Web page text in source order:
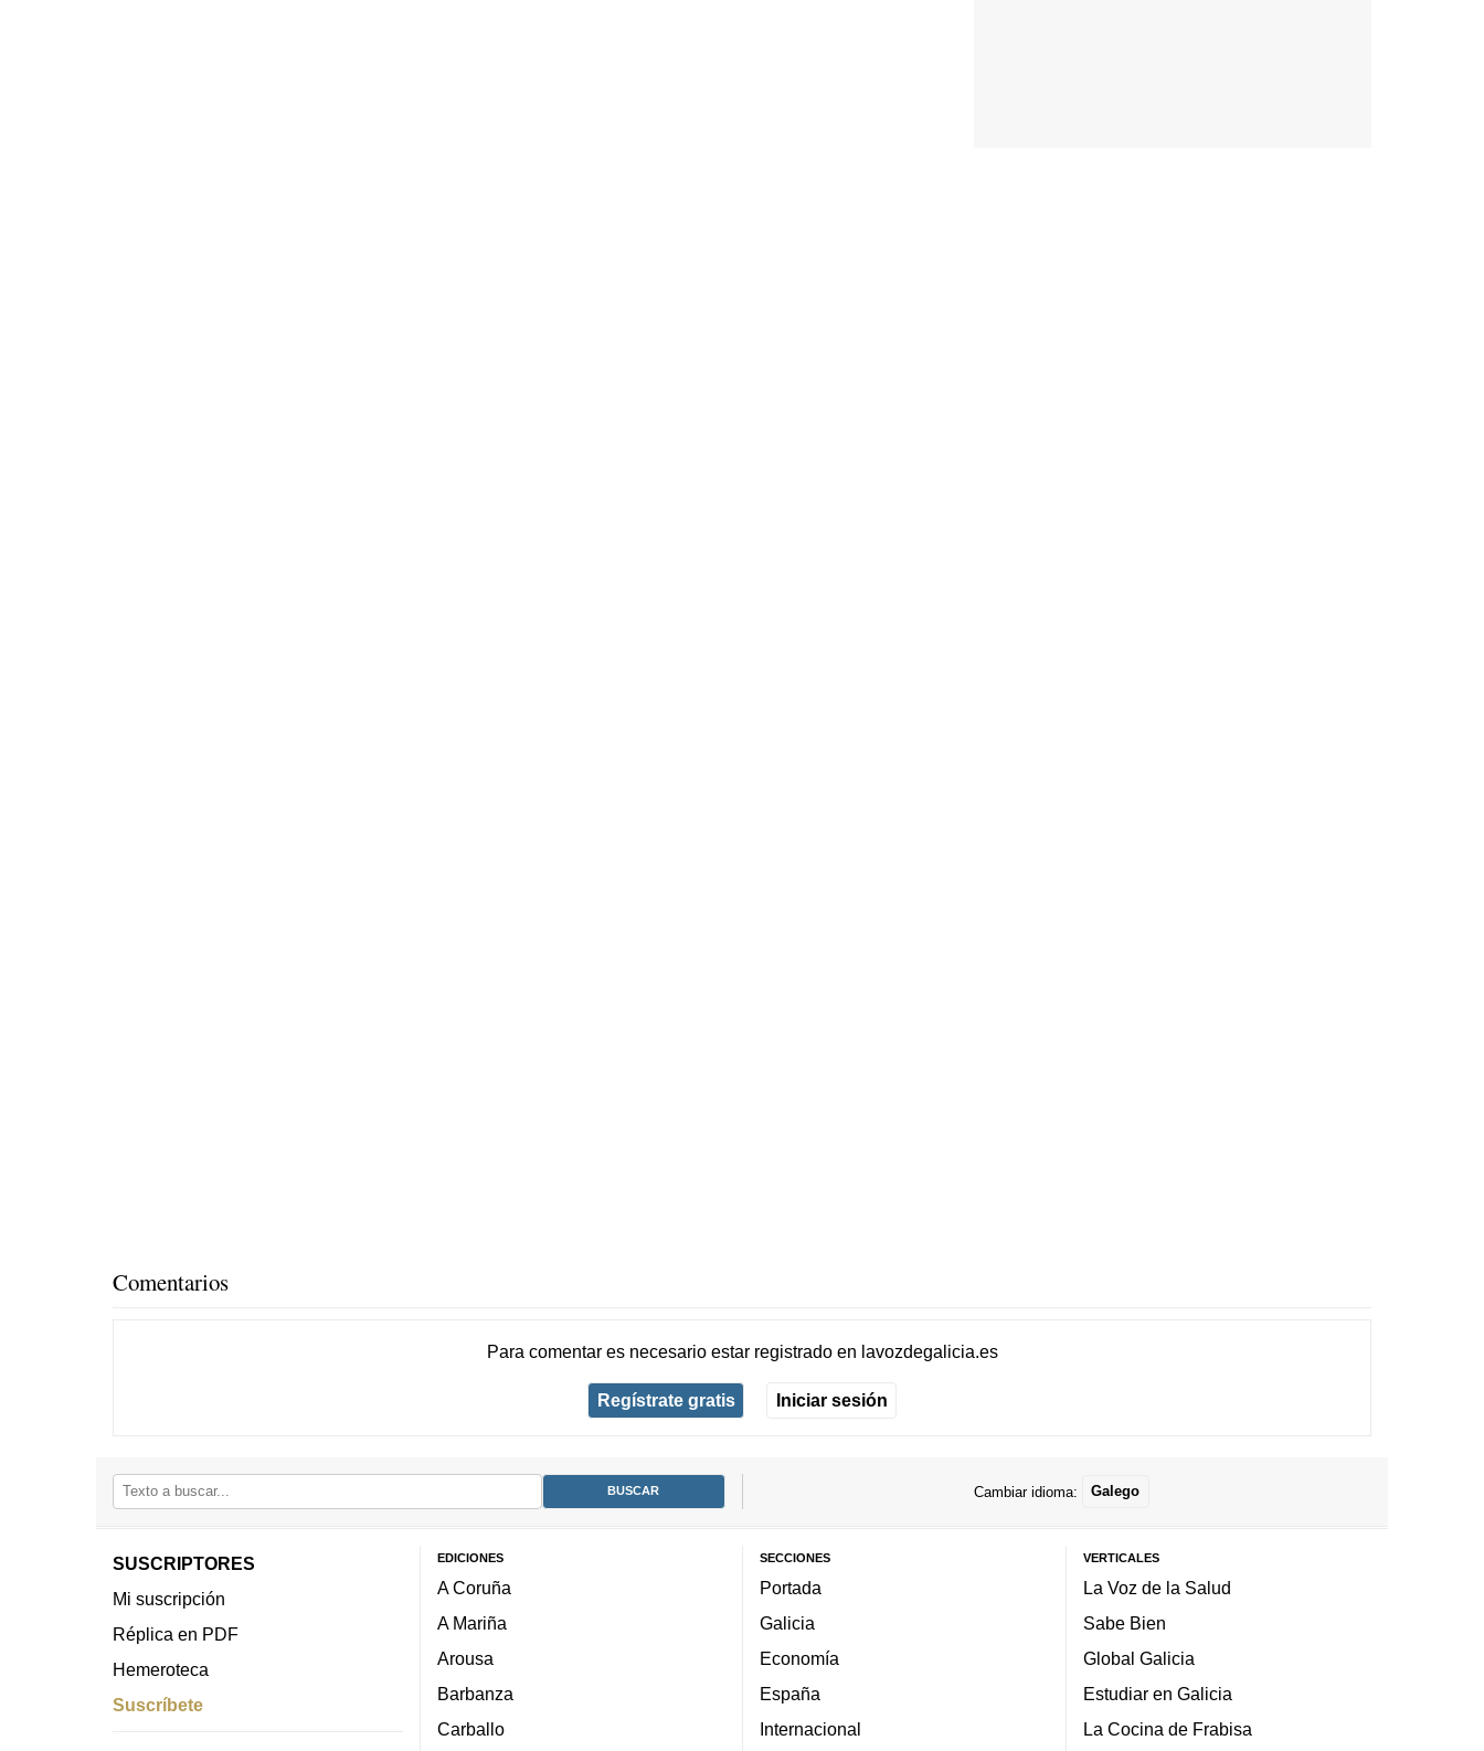
Comentarios
Para comentar es necesario estar registradoen lavozdegalicia.es
Regístrate gratis Iniciar sesión
Cambiar idioma: Galego
SUSCRIPTORES
Mi suscripción
Réplica en PDF
Hemeroteca
Suscríbete
EDICIONES
A Coruña
A Mariña
Arousa
Barbanza
Carballo
SECCIONES
Portada
Galicia
Economía
España
Internacional
VERTICALES
La Voz de la Salud
Sabe Bien
Global Galicia
Estudiar en Galicia
La Cocina de Frabisa